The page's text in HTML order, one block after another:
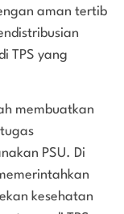
aman tertib
TPS yang
membuatkan
PSU. Di
kesehatan